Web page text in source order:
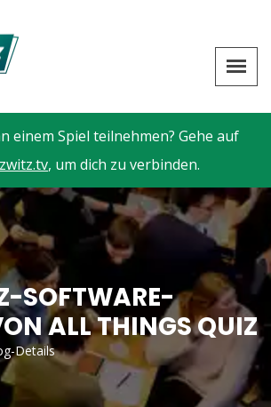
einem Spiel teilnehmen? Gehe auf
, um dich zu verbinden.
SOFTWARE-
ALL THINGS QUIZ
Details